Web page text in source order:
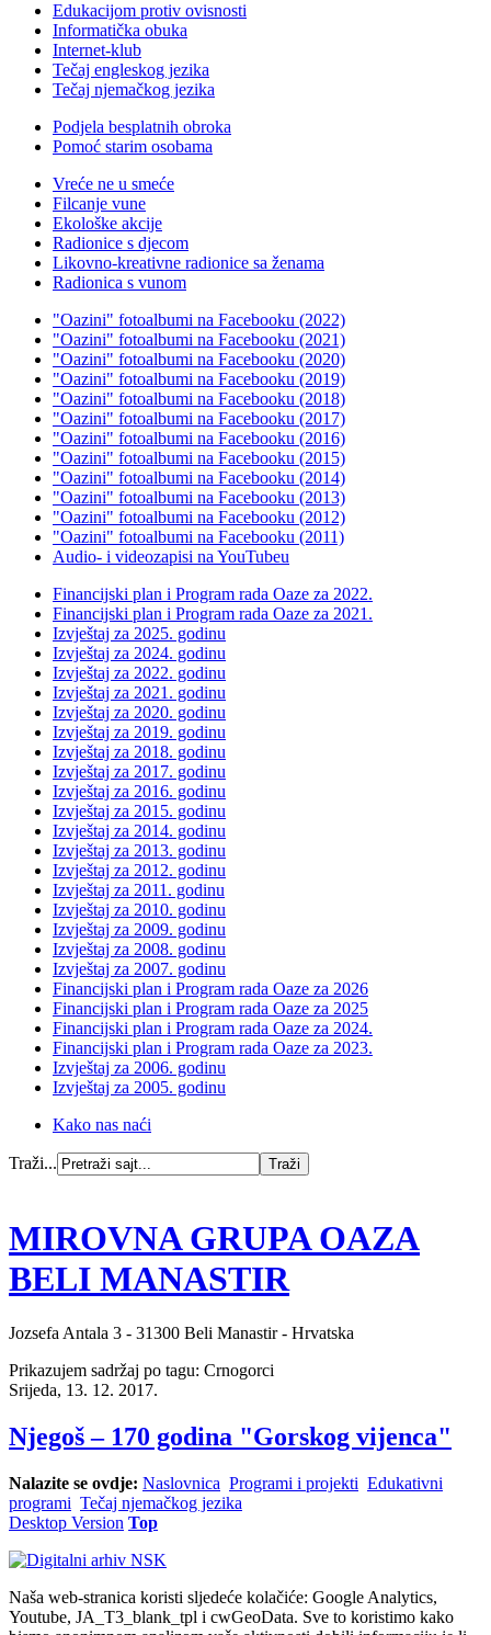
Edukacijom protiv ovisnosti
Informatička obuka
Internet-klub
Tečaj engleskog jezika
Tečaj njemačkog jezika
Podjela besplatnih obroka
Pomoć starim osobama
Vreće ne u smeće
Filcanje vune
Ekološke akcije
Radionice s djecom
Likovno-kreativne radionice sa ženama
Radionica s vunom
"Oazini" fotoalbumi na Facebooku (2022)
"Oazini" fotoalbumi na Facebooku (2021)
"Oazini" fotoalbumi na Facebooku (2020)
"Oazini" fotoalbumi na Facebooku (2019)
"Oazini" fotoalbumi na Facebooku (2018)
"Oazini" fotoalbumi na Facebooku (2017)
"Oazini" fotoalbumi na Facebooku (2016)
"Oazini" fotoalbumi na Facebooku (2015)
"Oazini" fotoalbumi na Facebooku (2014)
"Oazini" fotoalbumi na Facebooku (2013)
"Oazini" fotoalbumi na Facebooku (2012)
"Oazini" fotoalbumi na Facebooku (2011)
Audio- i videozapisi na YouTubeu
Financijski plan i Program rada Oaze za 2022.
Financijski plan i Program rada Oaze za 2021.
Izvještaj za 2025. godinu
Izvještaj za 2024. godinu
Izvještaj za 2022. godinu
Izvještaj za 2021. godinu
Izvještaj za 2020. godinu
Izvještaj za 2019. godinu
Izvještaj za 2018. godinu
Izvještaj za 2017. godinu
Izvještaj za 2016. godinu
Izvještaj za 2015. godinu
Izvještaj za 2014. godinu
Izvještaj za 2013. godinu
Izvještaj za 2012. godinu
Izvještaj za 2011. godinu
Izvještaj za 2010. godinu
Izvještaj za 2009. godinu
Izvještaj za 2008. godinu
Izvještaj za 2007. godinu
Financijski plan i Program rada Oaze za 2026
Financijski plan i Program rada Oaze za 2025
Financijski plan i Program rada Oaze za 2024.
Financijski plan i Program rada Oaze za 2023.
Izvještaj za 2006. godinu
Izvještaj za 2005. godinu
Kako nas naći
Traži...
MIROVNA GRUPA OAZA
BELI MANASTIR
Jozsefa Antala 3 - 31300 Beli Manastir - Hrvatska
Prikazujem sadržaj po tagu: Crnogorci
Srijeda, 13. 12. 2017.
Njegoš – 170 godina "Gorskog vijenca"
Nalazite se ovdje: Naslovnica Programi i projekti Edukativni
programi Tečaj njemačkog jezika
Desktop Version Top
Naša web-stranica koristi sljedeće kolačiće: Google Analytics,
Youtube, JA_T3_blank_tpl i cwGeoData. Sve to koristimo kako